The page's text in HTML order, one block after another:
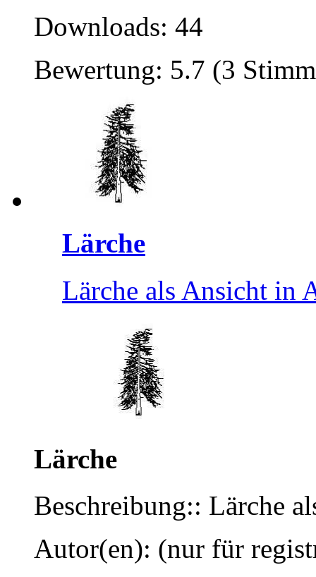
Downloads: 44
Bewertung: 5.7 (3
Lärche
Lärche als Ansicht in
Lärche
Beschreibung:: Lärche
Autor(en): (nur für